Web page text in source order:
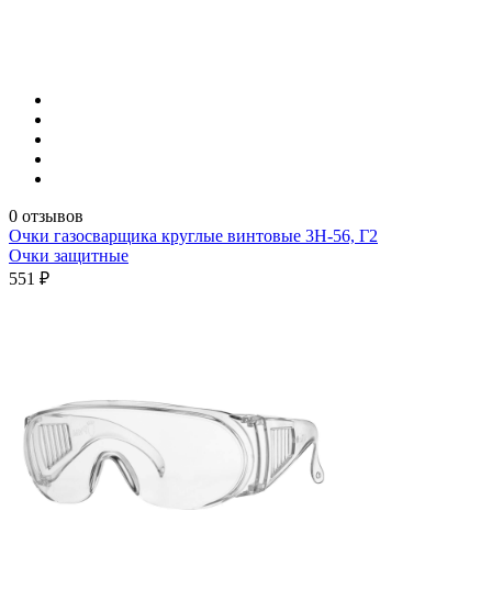
0 отзывов
Очки газосварщика круглые винтовые 3Н-56, Г2
Очки защитные
551 ₽